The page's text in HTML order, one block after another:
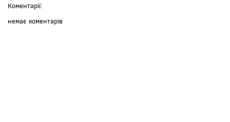
Коментарії:
немає коментарів